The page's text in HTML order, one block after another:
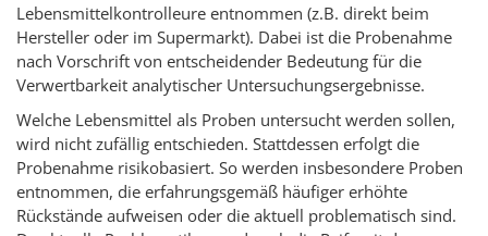
Lebensmittelkontrolleure entnommen (z.B. direkt beim
Hersteller oder im Supermarkt). Dabei ist die Probenahme
nach Vorschrift von entscheidender Bedeutung für die
Verwertbarkeit analytischer Untersuchungsergebnisse.
Welche Lebensmittel als Proben untersucht werden sollen,
wird nicht zufällig entschieden. Stattdessen erfolgt die
Probenahme risikobasiert. So werden insbesondere Proben
entnommen, die erfahrungsgemäß häufiger erhöhte
Rückstände aufweisen oder die aktuell problematisch sind.